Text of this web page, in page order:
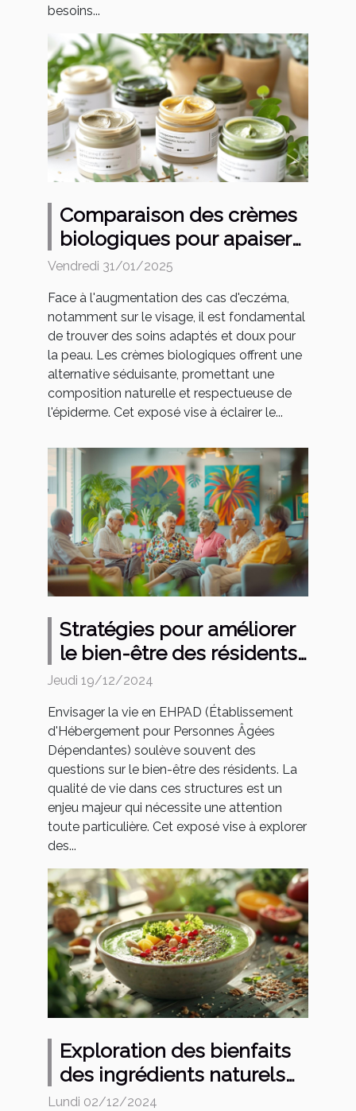
besoins...
Comparaison des crèmes
biologiques pour apaiser
l'eczéma du visage
Vendredi 31/01/2025
Face à l'augmentation des cas d'eczéma,
notamment sur le visage, il est fondamental
de trouver des soins adaptés et doux pour
la peau. Les crèmes biologiques offrent une
alternative séduisante, promettant une
composition naturelle et respectueuse de
l'épiderme. Cet exposé vise à éclairer le...
Stratégies pour améliorer
le bien-être des résidents
en EHPAD
Jeudi 19/12/2024
Envisager la vie en EHPAD (Établissement
d'Hébergement pour Personnes Âgées
Dépendantes) soulève souvent des
questions sur le bien-être des résidents. La
qualité de vie dans ces structures est un
enjeu majeur qui nécessite une attention
toute particulière. Cet exposé vise à explorer
des...
Exploration des bienfaits
des ingrédients naturels
pour la santé
Lundi 02/12/2024